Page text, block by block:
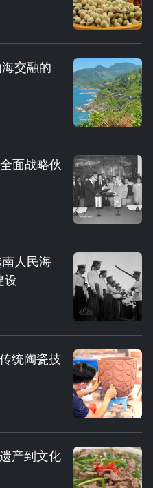
交融的
面战略伙
人民海
设
统陶瓷技
产到文化